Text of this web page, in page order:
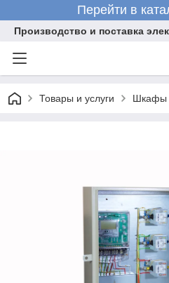
Перейти в
Производство и поставка
Товары и услуги Шкафы